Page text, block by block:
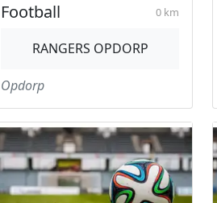
Football 0 km
RANGERS OPDORP
Opdorp